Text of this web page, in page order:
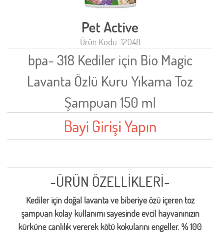
Pet Active
Ürün Kodu: 12048
bpa- 318 Kediler için Bio Magic
Lavanta Özlü Kuru Yıkama Toz
Şampuan 150 ml
Bayi Girişi Yapın
-ÜRÜN ÖZELLİKLERİ-
Kediler için doğal lavanta ve biberiye özü içeren toz
şampuan kolay kullanımı sayesinde evcil hayvanınızın
kürküne canlılık vererek kötü kokularını engeller. % 100